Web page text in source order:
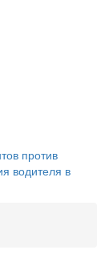
против
водителя в